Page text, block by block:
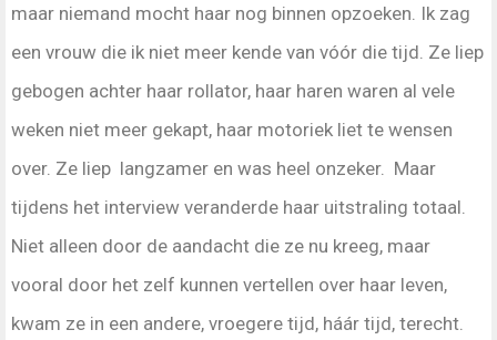
maar niemand mocht haar nog binnen opzoeken. Ik zag
een vrouw die ik niet meer kende van vóór die tijd. Ze liep
gebogen achter haar rollator, haar haren waren al vele
weken niet meer gekapt, haar motoriek liet te wensen
over. Ze liep langzamer en was heel onzeker. Maar
tijdens het interview veranderde haar uitstraling totaal.
Niet alleen door de aandacht die ze nu kreeg, maar
vooral door het zelf kunnen vertellen over haar leven,
kwam ze in een andere, vroegere tijd, háár tijd, terecht.